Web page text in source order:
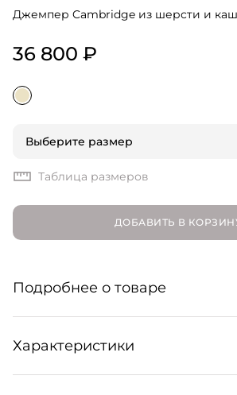
Джемпер Cambridge из шерсти и
36 800 ₽
Выберите размер
Таблица размеров
ДОБАВИТЬ В
Подробнее о товаре
Джемпер из мягкой шерстяной
кашемира. Базовый слой на каждый
Характеристики